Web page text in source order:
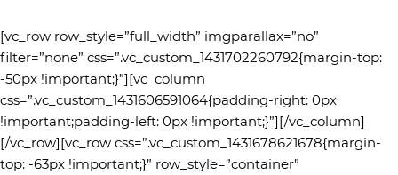
[vc_row row_style=”full_width” imgparallax=”no”
filter=”none” css=”.vc_custom_1431702260792{margin-top:
-50px !important;}”][vc_column
css=”.vc_custom_1431606591064{padding-right: 0px
!important;padding-left: 0px !important;}”][/vc_column]
[/vc_row][vc_row css=”.vc_custom_1431678621678{margin-
top: -63px !important;}” row_style=”container”